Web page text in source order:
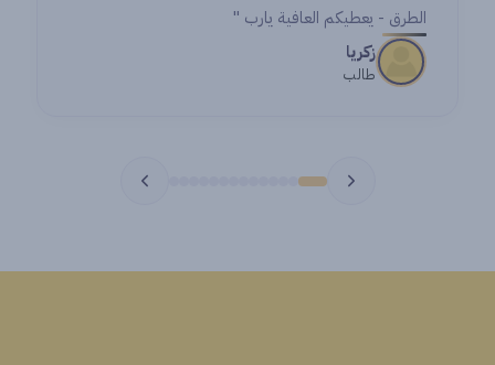
الطرق - يعطيكم العافية يارب "
زكريا
طالب